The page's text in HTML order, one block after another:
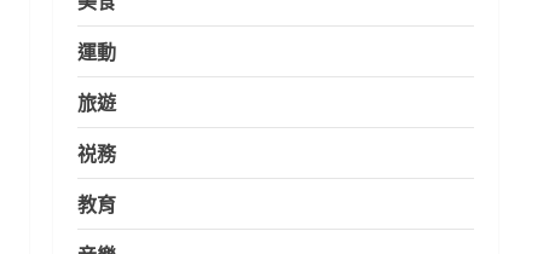
運動
旅遊
祱務
教育